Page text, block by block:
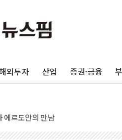
외투자 산업 증권·금융
려야"…파월 때와 달리 워시엔 톤 낮춰
대한민국 다음 100년 밑거름…수도권
마라톤 부동산 2차 회의' 주재… "전
에르도안의 만남
최고지도자 위독…곧 사망해도 놀